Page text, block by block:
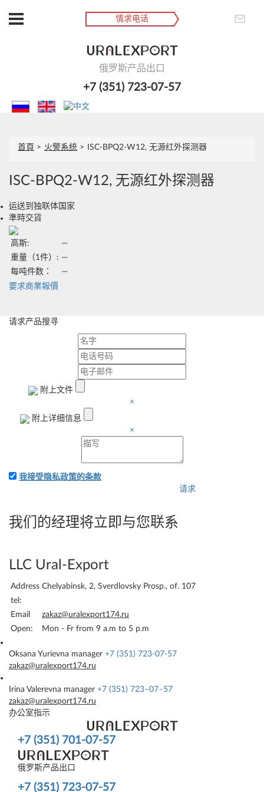
情求电话
俄罗斯产品出口
+7 (351) 723-07-57
首頁 火警系统 ISC-BPQ2-W12, 无源红外探测器
ISC-BPQ2-W12, 无源红外探测器
运送到独联体国家
準時交貨
高斯:
—
重量（1件）: —
每吨件数：
—
要求商業報價
请求产品搜寻
附上文件
×
附上详细信息
×
我接受隐私政策的条款
请求
我们的经理将立即与您联系
LLC Ural-Export
Address Chelyabinsk, 2, Sverdlovsky Prosp., of. 107
tel:
Email
zakaz@uralexport174.ru
Open:
Mon - Fr from 9 a.m to 5 p.m
Oksana Yurievna manager +7 (351) 723-07-57
zakaz@uralexport174.ru
Irina Valerevna manager +7 (351) 723–07–57
zakaz@uralexport174.ru
办公室指示
+7 (351) 701-07-57
俄罗斯产品出口
+7 (351) 723-07-57